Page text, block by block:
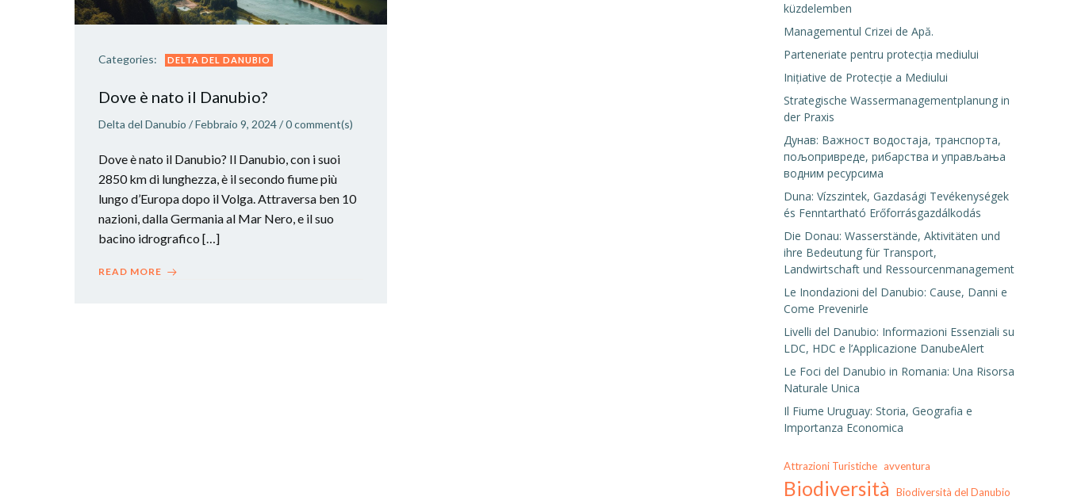
Categories: DELTA DEL DANUBIO
Dove è nato il Danubio?
Delta del Danubio /Febbraio 9, 2024/0comment(s)
Dove è nato il Danubio? Il Danubio, con i suoi
2850 km di lunghezza, è il secondo fiume più
lungo d’Europa dopo il Volga. Attraversa ben 10
nazioni, dalla Germania al Mar Nero, e il suo
bacino idrografico […]
READ MORE
küzdelemben
Managementul Crizei de Apă.
Parteneriate pentru protecția mediului
Inițiative de Protecție a Mediului
Strategische Wassermanagementplanung in
der Praxis
Дунав: Важност водостаја, транспорта,
пољопривреде, рибарства и управљања
водним ресурсима
Duna: Vízszintek, Gazdasági Tevékenységek
és Fenntartható Erőforrásgazdálkodás
Die Donau: Wasserstände, Aktivitäten und
ihre Bedeutung für Transport,
Landwirtschaft und Ressourcenmanagement
Le Inondazioni del Danubio: Cause, Danni e
Come Prevenirle
Livelli del Danubio: Informazioni Essenziali su
LDC, HDC e l’Applicazione DanubeAlert
Le Foci del Danubio in Romania: Una Risorsa
Naturale Unica
Il Fiume Uruguay: Storia, Geografia e
Importanza Economica
Attrazioni Turistiche avventura
Biodiversità
Biodiversità del Danubio